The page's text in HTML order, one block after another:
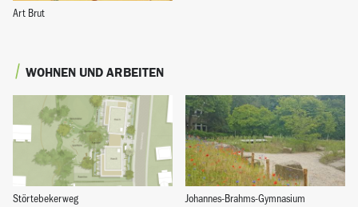
Art Brut
WOHNEN UND ARBEITEN
Störtebekerweg Johannes-Brahms-Gymnasium